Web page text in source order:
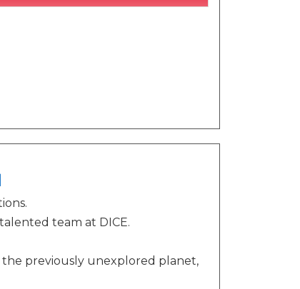
team at DICE.
previously unexplored planet,